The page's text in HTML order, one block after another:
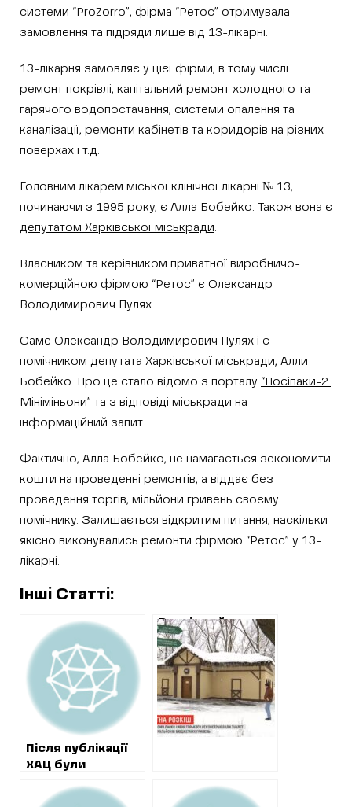
системи “ProZorro”, фірма “Ретос” отримувала
замовлення та підряди лише від 13-лікарні.
13-лікарня замовляє у цієї фірми, в тому числі
ремонт покрівлі, капітальний ремонт холодного та
гарячого водопостачання, системи опалення та
каналізації, ремонти кабінетів та коридорів на різних
поверхах і т.д.
Головним лікарем міської клінічної лікарні № 13,
починаючи з 1995 року, є Алла Бобейко. Також вона є
депутатом Харківської міськради.
Власником та керівником приватної виробничо-
комерційною фірмою “Ретос” є Олександр
Володимирович Пулях.
Саме Олександр Володимирович Пулях і є
помічником депутата Харківської міськради, Алли
Бобейко. Про це стало відомо з порталу “Посіпаки-2.
Мініміньони” та з відповіді міськради на
інформаційний запит.
Фактично, Алла Бобейко, не намагається зекономити
кошти на проведенні ремонтів, а віддає без
проведення торгів, мільйони гривень своєму
помічнику. Залишається відкритим питання, наскільки
якісно виконувались ремонти фірмою “Ретос” у 13-
лікарні.
Інші Статті:
Після публікації
ХАЦ були
“розпильні”
Розкішний туалет
в парку Горького:
відкрито
кримінальне
провадження